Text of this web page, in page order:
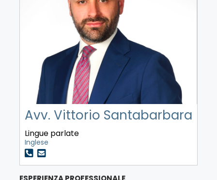
Avv. Vittorio Santabarbara
Lingue parlate
Inglese